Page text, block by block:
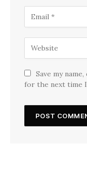
Save my
for the next time